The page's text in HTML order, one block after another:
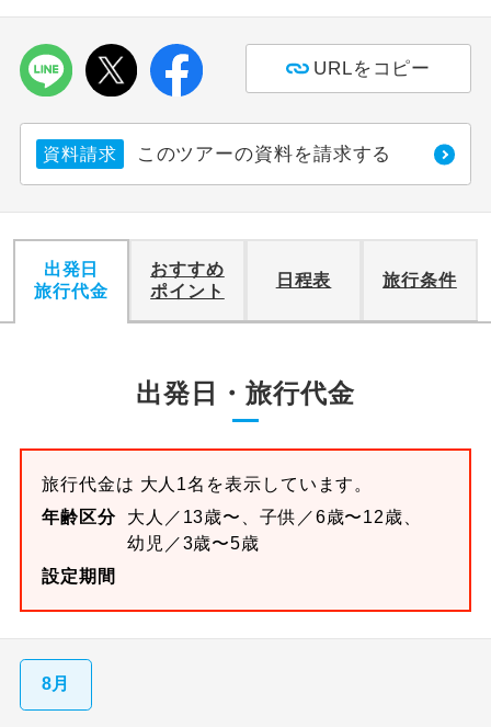
URLをコピー
資料請求 このツアーの資料を請求する
出発日
旅行代金
おすすめ
ポイント
日程表 旅行条件
出発日・旅行代金
旅行代金は 大人1名を表示しています。
年齢区分
大人／13歳〜、子供／6歳〜12歳、
幼児／3歳〜5歳
設定期間
8月
ス2席利用
す。